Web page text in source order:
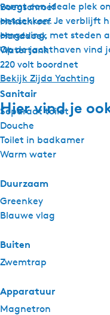
Boegschroef
Hekschroef
Handdoek
Watertank
220 volt boordnet
Sanitair
Separaat toilet
Douche
Toilet in badkamer
Warm water
Duurzaam
Greenkey
Blauwe vlag
Buiten
Zwemtrap
Apparatuur
Magnetron
vormt een ideale plek
ontdekken. Je verblijft
omgeving, met steden
Op de jachthaven vind
Bekijk Zijda Yachting
Hier vind je